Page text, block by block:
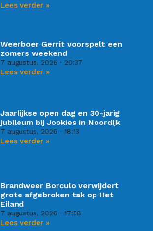
Lees verder »
Weerboer Gerrit voorspelt een
zomers weekend
7 augustus, 2026 20:37
Lees verder »
Jaarlijkse open dag en 30-jarig
jubileum bij Jookies in Noordijk
7 augustus, 2026 18:13
Lees verder »
Brandweer Borculo verwijdert
grote afgebroken tak op Het
Eiland
7 augustus, 2026 17:58
Lees verder »